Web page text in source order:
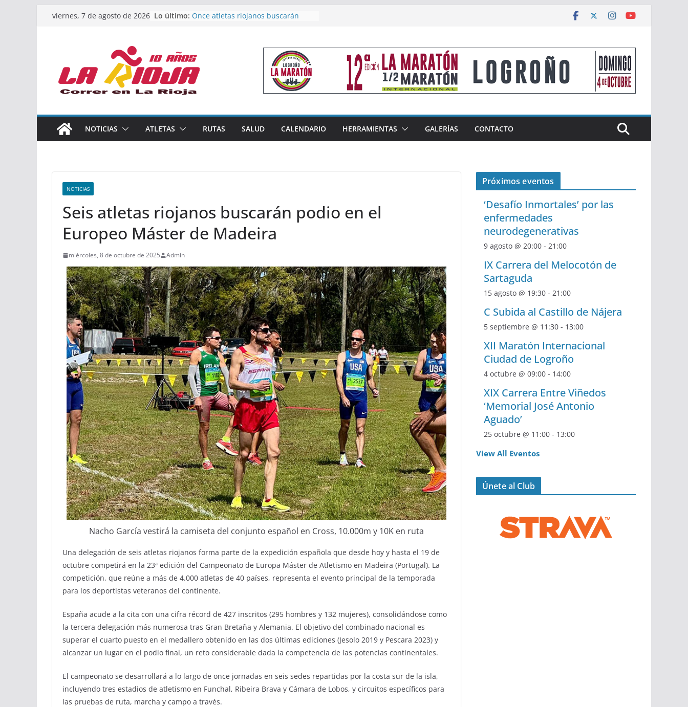
Saltarviernes, 7 de agosto de 2026 Lo último: Once atletas riojanos buscarán
Un bronce en 4×400 y tres puestos
de finalista cierran la participación
riojana en en Nacional de Málaga
El equipo femenino del Tritones
Rioja alcanza el podio nacional de
Acuatlón en Calahorra
España absoluto en Disco
Calahorra acoge este fin de semana
NOTICIAS ATLETAS RUTAS SALUD CALENDARIO HERRAMIENTAS GALERÍAS CONTACTO
NOTICIAS
Seis atletas riojanos buscarán podio en el
Europeo Máster de Madeira
miércoles, 8 de octubre de 2025 Admin
Nacho García vestirá la camiseta del conjunto español en Cross, 10.000m y 10K en ruta
Una delegación de seis atletas riojanos forma parte de la expedición española que desde hoy y hasta el 19 de
octubre competirá en la 23ª edición del Campeonato de Europa Máster de Atletismo en Madeira (Portugal). La
competición, que reúne a más de 4.000 atletas de 40 países, representa el evento principal de la temporada
para los deportistas veteranos del continente.
España acude a la cita con una cifra récord de 427 inscritos (295 hombres y 132 mujeres), consolidándose como
la tercera delegación más numerosa tras Gran Bretaña y Alemania. El objetivo del combinado nacional es
superar el cuarto puesto en el medallero obtenido en las dos últimas ediciones (Jesolo 2019 y Pescara 2023) y
alcanzar un lugar en el podio final, un reto considerable dada la competencia de las potencias continentales.
El campeonato se desarrollará a lo largo de once jornadas en seis sedes repartidas por la costa sur de la isla,
incluyendo tres estadios de atletismo en Funchal, Ribeira Brava y Cámara de Lobos, y circuitos específicos para
las pruebas de ruta, marcha y campo a través.
Próximos eventos
‘Desafío Inmortales’ por las
enfermedades
neurodegenerativas
9 agosto @ 20:00 - 21:00
IX Carrera del Melocotón de
Sartaguda
15 agosto @ 19:30 - 21:00
C Subida al Castillo de Nájera
5 septiembre @ 11:30 - 13:00
XII Maratón Internacional
Ciudad de Logroño
4 octubre @ 09:00 - 14:00
XIX Carrera Entre Viñedos
‘Memorial José Antonio
Aguado’
25 octubre @ 11:00 - 13:00
View All Eventos
Únete al Club